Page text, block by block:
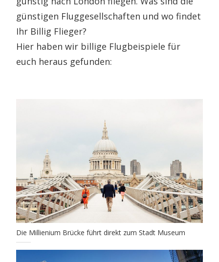
günstigen Fluggesellschaften und wo findet
Ihr Billig Flieger?
Hier haben wir billige Flugbeispiele für
euch heraus gefunden:
Die Millienium Brücke führt direkt zum Stadt Museum